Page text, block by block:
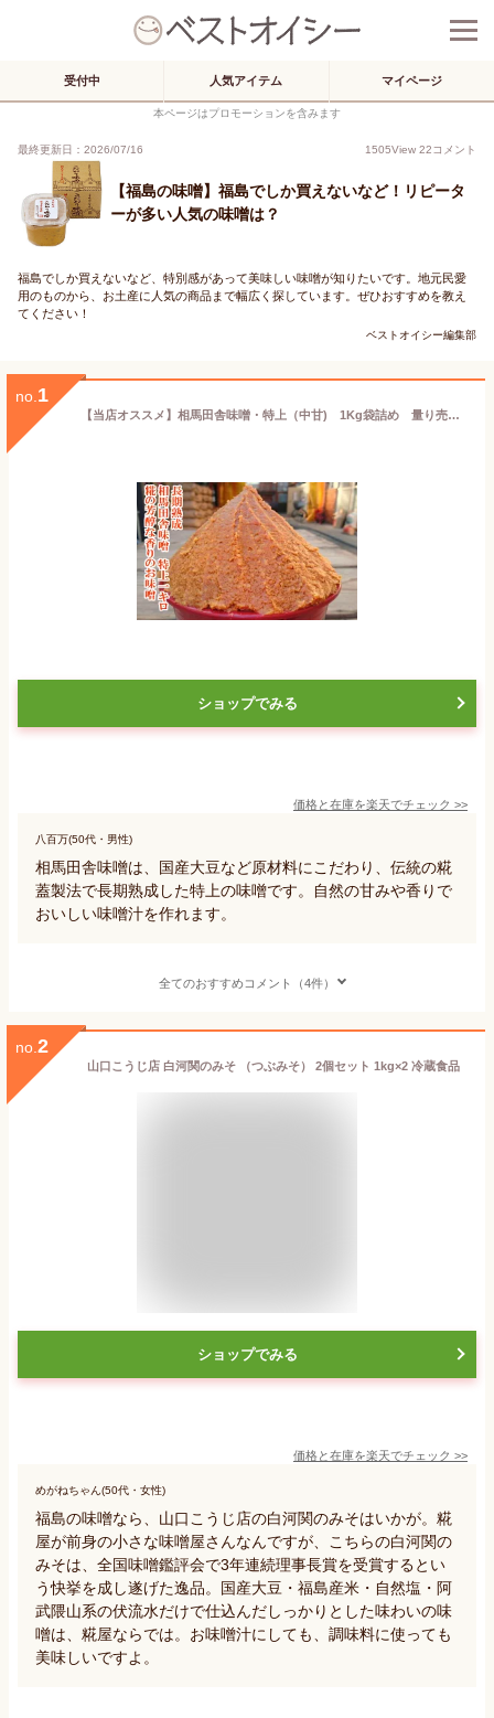
受付中 人気アイテム マイページ
本ページはプロモーションを含みます
最終更新日：2026/07/16 1505View 22コメント
【福島の味噌】福島でしか買えないなど！リピータ
ーが多い人気の味噌は？
福島でしか買えないなど、特別感があって美味しい味噌が知りたいです。地元民愛
用のものから、お土産に人気の商品まで幅広く探しています。ぜひおすすめを教え
てください！
ベストオイシー編集部
no. 1
【当店オススメ】相馬田舎味噌・特上（中甘) 1Kg袋詰め 量り売り 【味噌/みそ/ミソ/赤みそ/中甘/国産大豆/国産米/長期熟成/福島/美味しい/おいしい/味噌汁/みそ汁/とけやすい/溶けやすい/おすすめ/安心/安全/無添加/自然/産地直送/送料別/同梱可】
ショップでみる
価格と在庫を楽天でチェック >>
八百万(50代・男性)
相馬田舎味噌は、国産大豆など原材料にこだわり、伝統の糀
蓋製法で長期熟成した特上の味噌です。自然の甘みや香りで
おいしい味噌汁を作れます。
全てのおすすめコメント（4件）
no. 2
山口こうじ店 白河関のみそ （つぶみそ） 2個セット 1kg×2 冷蔵食品
ショップでみる
価格と在庫を楽天でチェック >>
めがねちゃん(50代・女性)
福島の味噌なら、山口こうじ店の白河関のみそはいかが。糀
屋が前身の小さな味噌屋さんなんですが、こちらの白河関の
みそは、全国味噌鑑評会で3年連続理事長賞を受賞するとい
う快挙を成し遂げた逸品。国産大豆・福島産米・自然塩・阿
武隈山系の伏流水だけで仕込んだしっかりとした味わいの味
噌は、糀屋ならでは。お味噌汁にしても、調味料に使っても
美味しいですよ。